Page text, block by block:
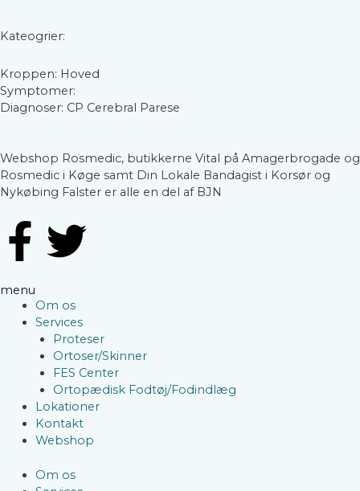
Kateogrier:
Kroppen: Hoved
Symptomer:
Diagnoser: CP Cerebral Parese
Webshop Rosmedic, butikkerne Vital på Amagerbrogade og
Rosmedic i Køge samt Din Lokale Bandagist i Korsør og
Nykøbing Falster er alle en del af BJN
F
a
c
e
b
o
o
T
i
t
t
e
r
menu
Om os
Services
Proteser
Ortoser/Skinner
FES Center
Ortopædisk Fodtøj/Fodindlæg
Lokationer
Kontakt
Webshop
Om os